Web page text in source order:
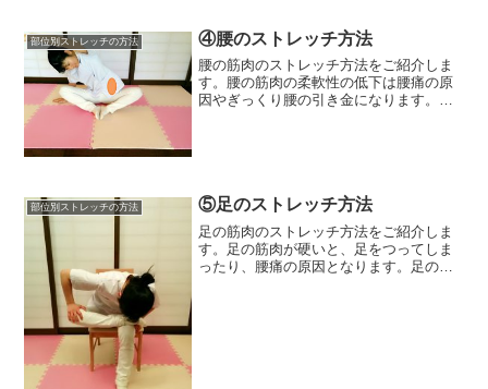
部位別ストレッチの方法 ④腰のストレッチ方法
腰の筋肉のストレッチ方法をご紹介しま
す。腰の筋肉の柔軟性の低下は腰痛の原
因やぎっくり腰の引き金になります。こ
部位別ストレッチの方法 ⑤足のストレッチ方法
足の筋肉のストレッチ方法をご紹介しま
す。足の筋肉が硬いと、足をつってしま
ったり、腰痛の原因となります。足の筋